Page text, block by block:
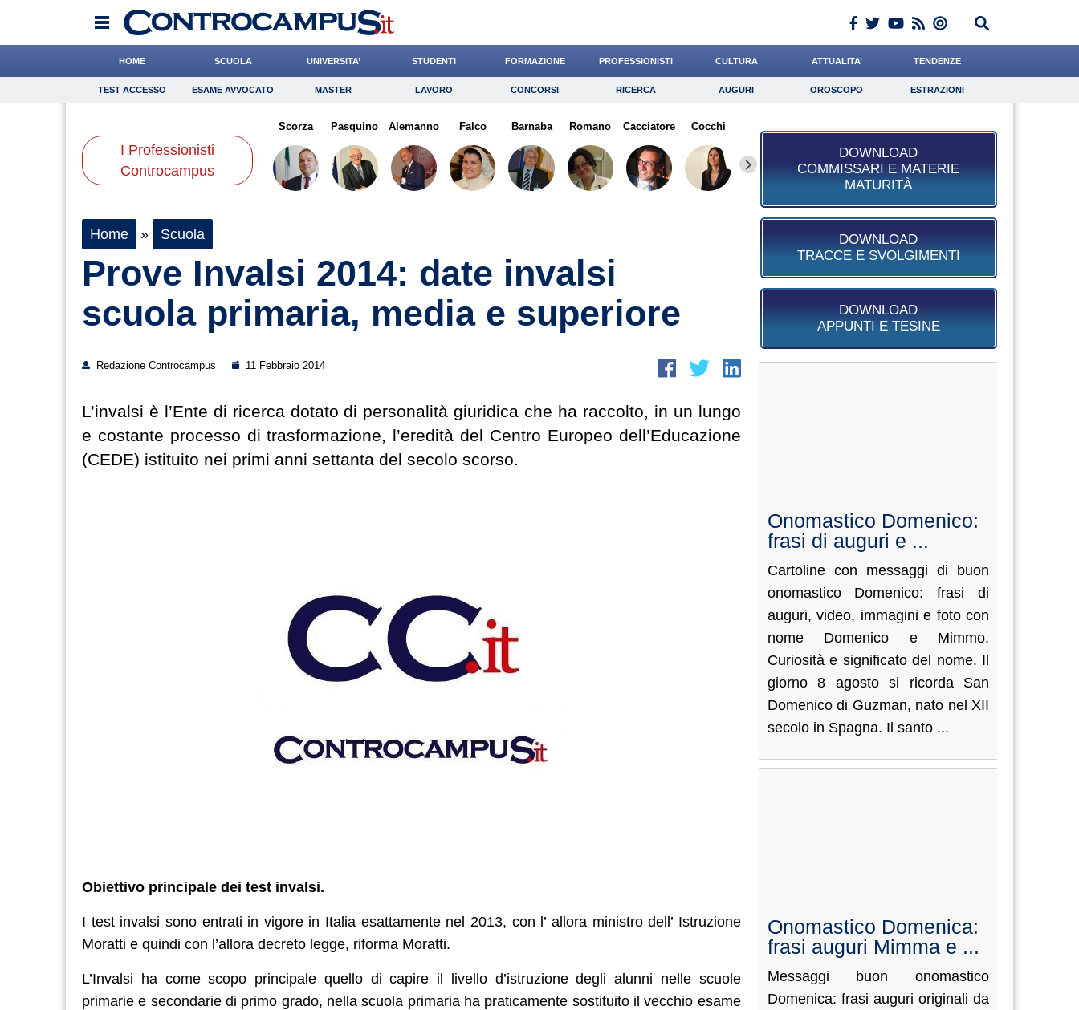
HOME SCUOLA UNIVERSITA’ STUDENTI FORMAZIONE PROFESSIONISTI CULTURA ATTUALITA’ TENDENZE
TEST ACCESSO Esame Avvocato Master Lavoro Concorsi Ricerca Auguri Oroscopo Estrazioni
Consigli Risparmio Diritto Economia Giornalista
Scienze
TEST ACCESSO ESAME AVVOCATO MASTER LAVORO CONCORSI RICERCA AUGURI OROSCOPO ESTRAZIONI
I Professionisti
Controcampus
Scorza Pasquino Alemanno Falco Barnaba Romano Cacciatore Cocchi
Home » Scuola
Prove Invalsi 2014: date invalsi
scuola primaria, media e superiore
Redazione Controcampus 11 Febbraio 2014
L’invalsi è l’Ente di ricerca dotato di personalità giuridica che ha raccolto, in un lungo
e costante processo di trasformazione, l’eredità del Centro Europeo dell’Educazione
(CEDE) istituito nei primi anni settanta del secolo scorso.
Obiettivo principale dei test invalsi.
I test invalsi sono entrati in vigore in Italia esattamente nel 2013, con l’ allora ministro dell’ Istruzione
Moratti e quindi con l’allora decreto legge, riforma Moratti.
L’Invalsi ha come scopo principale quello di capire il livello d’istruzione degli alunni nelle scuole
primarie e secondarie di primo grado, nella scuola primaria ha praticamente sostituito il vecchio esame
DOWNLOAD
COMMISSARI E MATERIE
MATURITÀ
DOWNLOAD
TRACCE E SVOLGIMENTI
DOWNLOAD
APPUNTI E TESINE
Onomastico Domenico:
frasi di auguri e ...
Cartoline con messaggi di buon
onomastico Domenico: frasi di
auguri, video, immagini e foto con
nome Domenico e Mimmo.
Curiosità e significato del nome. Il
giorno 8 agosto si ricorda San
Domenico di Guzman, nato nel XII
secolo in Spagna. Il santo ...
Onomastico Domenica:
frasi auguri Mimma e ...
Messaggi buon onomastico
Domenica: frasi auguri originali da